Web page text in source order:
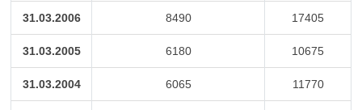
31.03.2006 8490 17405
31.03.2005 6180 10675
31.03.2004 6065 11770